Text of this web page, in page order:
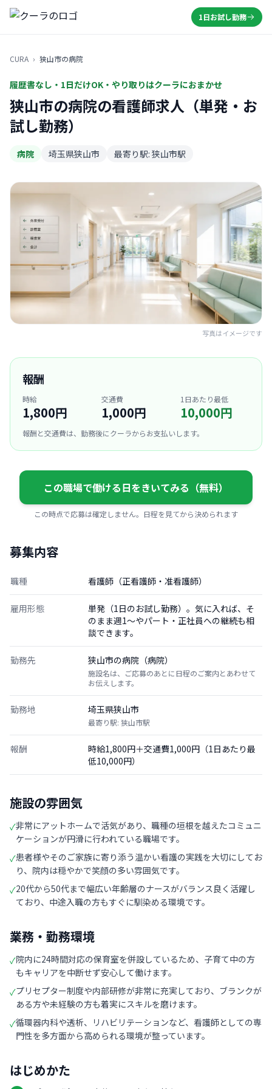
1日お試し勤務
CURA › 狭山市の病院
履歴書なし・1日だけOK・やり取りはクーラにおまかせ
狭山市の病院の看護師求人（単発・お
試し勤務）
病院 埼玉県狭山市 最寄り駅: 狭山市駅
写真はイメージです
報酬
時給
1,800円
交通費
1,000円
1日あたり最低
10,000円
報酬と交通費は、勤務後にクーラからお支払いします。
この職場で働ける日をきいてみる（無料）
この時点で応募は確定しません。日程を見てから決められます
募集内容
職種 看護師（正看護師・准看護師）
雇用形態
単発（1日のお試し勤務）。気に入れば、そ
のまま週1〜やパート・正社員への継続も相
談できます。
勤務先 狭山市の病院（病院）
施設名は、ご応募のあとに日程のご案内とあわせて
お伝えします。
勤務地 埼玉県狭山市
最寄り駅: 狭山市駅
報酬
時給1,800円＋交通費1,000円（1日あたり最
低10,000円）
施設の雰囲気
✓非常にアットホームで活気があり、職種の垣根を越えたコミュニ
ケーションが円滑に行われている職場です。
✓患者様やそのご家族に寄り添う温かい看護の実践を大切にしてお
り、院内は穏やかで笑顔の多い雰囲気です。
✓20代から50代まで幅広い年齢層のナースがバランス良く活躍し
ており、中途入職の方もすぐに馴染める環境です。
業務・勤務環境
✓院内に24時間対応の保育室を併設しているため、子育て中の方
もキャリアを中断せず安心して働けます。
✓プリセプター制度や内部研修が非常に充実しており、ブランクが
ある方や未経験の方も着実にスキルを磨けます。
✓循環器内科や透析、リハビリテーションなど、看護師としての専
門性を多方面から高められる環境が整っています。
はじめかた